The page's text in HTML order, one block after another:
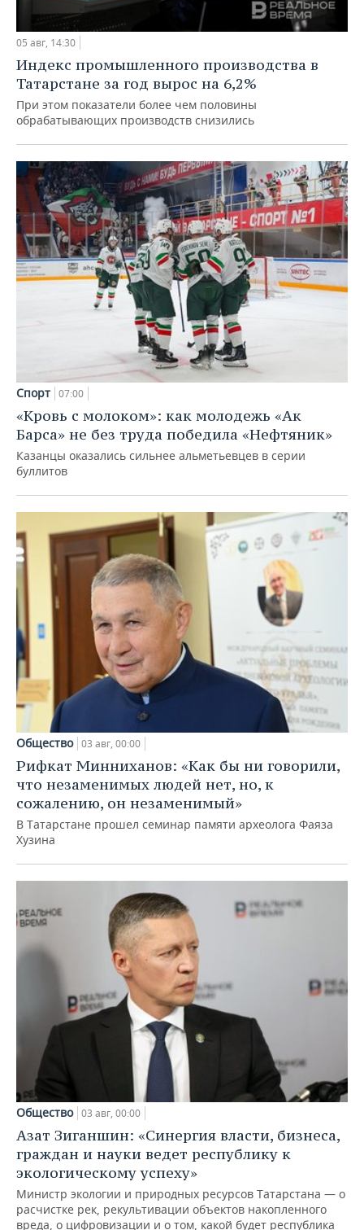
05 авг, 14:30
Индекс промышленного производства в
Татарстане за год вырос на 6,2%
При этом показатели более чем половины
обрабатывающих производств снизились
Спорт 07:00
«Кровь с молоком»: как молодежь «Ак
Барса» не без труда победила «Нефтяник»
Казанцы оказались сильнее альметьевцев в серии
буллитов
Общество 03 авг, 00:00
Рифкат Минниханов: «Как бы ни говорили,
что незаменимых людей нет, но, к
сожалению, он незаменимый»
В Татарстане прошел семинар памяти археолога Фаяза
Хузина
Общество 03 авг, 00:00
Азат Зиганшин: «Синергия власти, бизнеса,
граждан и науки ведет республику к
экологическому успеху»
Министр экологии и природных ресурсов Татарстана — о
расчистке рек, рекультивации объектов накопленного
вреда, о цифровизации и о том, какой будет республика